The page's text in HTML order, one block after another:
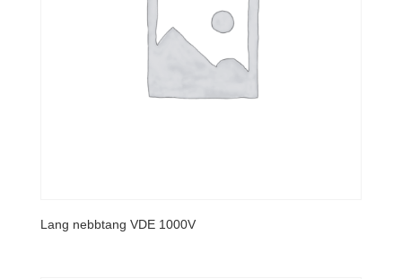
Lang nebbtang VDE 1000V